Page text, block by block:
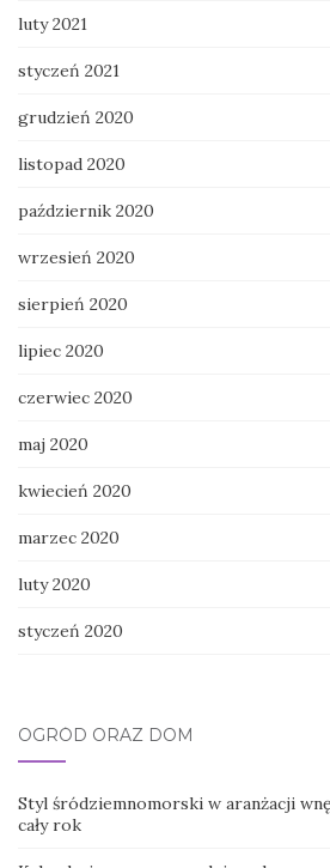
luty 2021
styczeń 2021
grudzień 2020
listopad 2020
październik 2020
wrzesień 2020
sierpień 2020
lipiec 2020
czerwiec 2020
maj 2020
kwiecień 2020
marzec 2020
luty 2020
styczeń 2020
OGRÓD ORAZ DOM
Styl śródziemnomorski w aranżacji
cały rok